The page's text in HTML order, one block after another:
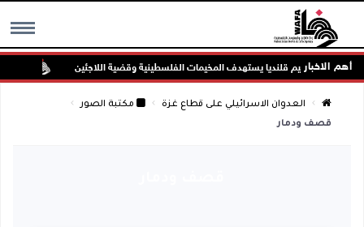
MENU أهم الاخبار
على مخيم قلنديا يستهدف المخيمات الفلسطينية وقضية اللاجئين
العدوان الاسرائيلي على قطاع غزة
مكتبة الصور
قصف ودمار